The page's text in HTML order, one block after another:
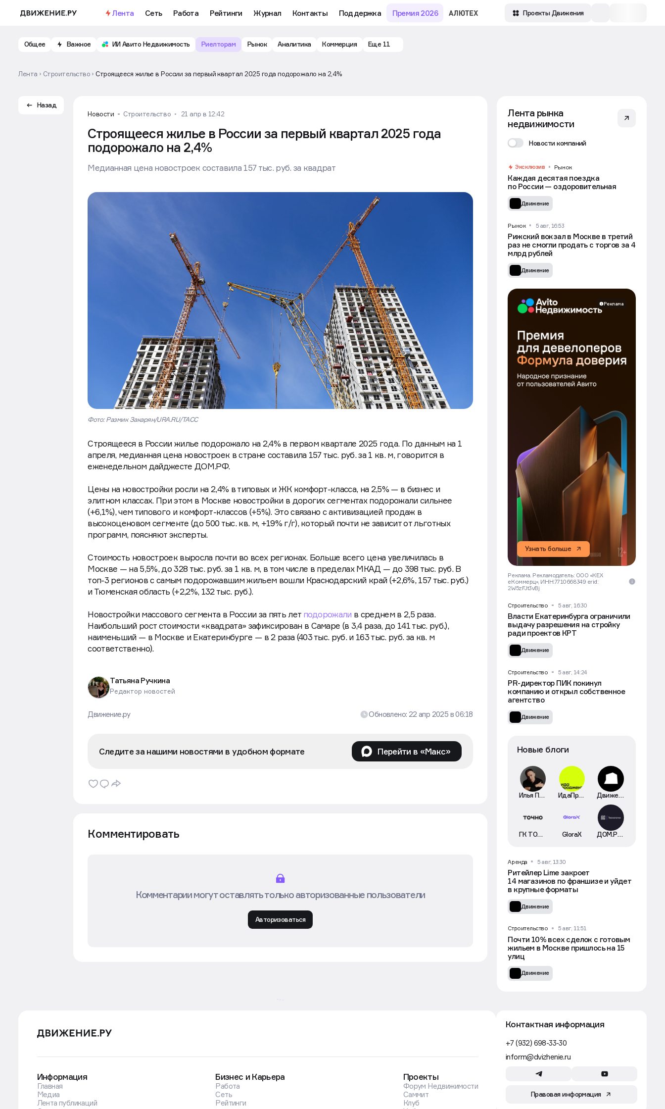
Лента Сеть Работа Рейтинги Журнал Контакты Поддержка Премия 2026 Проекты Движения
Общее Важное ИИ Авито Недвижимость Риелторам Рынок Аналитика Коммерция Еще 11
Лента Строительство Строящееся жилье в России за первый квартал 2025 года подорожало на 2,4%
Назад
Новости
Строительство 21 апр в 12:42
Строящееся жилье в России за первый квартал 2025 года
подорожало на 2,4%
Медианная цена новостроек составила 157 тыс. руб. за квадрат
Фото: Размик Закарян/URA.RU/ТАСС
Строящееся в России жилье подорожало на 2,4% в первом квартале 2025 года. По данным на 1
апреля, медианная цена новостроек в стране составила 157 тыс. руб. за 1 кв. м, говорится в
еженедельном дайджесте ДОМ.РФ.
Цены на новостройки росли на 2,4% в типовых и ЖК комфорт-класса, на 2,5% — в бизнес и
элитном классах. При этом в Москве новостройки в дорогих сегментах подорожали сильнее
(+6,1%), чем типового и комфорт-классов (+5%). Это связано с активизацией продаж в
высокоценовом сегменте (до 500 тыс. кв. м, +19% г/г), который почти не зависит от льготных
программ, поясняют эксперты.
Стоимость новостроек выросла почти во всех регионах. Больше всего цена увеличилась в
Москве — на 5,5%, до 328 тыс. руб. за 1 кв. м, в том числе в пределах МКАД — до 398 тыс. руб. В
топ-3 регионов с самым подорожавшим жильем вошли Краснодарский край (+2,6%, 157 тыс. руб.)
и Тюменская область (+2,2%, 132 тыс. руб.).
Новостройки массового сегмента в России за пять лет подорожали в среднем в 2,5 раза.
Наибольший рост стоимости «квадрата» зафиксирован в Самаре (в 3,4 раза, до 141 тыс. руб.),
наименьший — в Москве и Екатеринбурге — в 2 раза (403 тыс. руб. и 163 тыс. руб. за кв. м
соответственно).
Татьяна Ручкина
Редактор новостей
Движение.ру Обновлено: 22 апр 2025 в06:18
Следите за нашими новостями в удобном формате Перейти в «Макс»
Комментировать
Комментарии могут оставлять только авторизованные пользователи
Авторизоваться
Лента рынка
недвижимости
Новости компаний
Эксклюзив Рынок
Каждая десятая поездка
по России — оздоровительная
Движение
Рынок 5 авг, 16:53
Рижский вокзал в Москве в третий
раз не смогли продать с торгов за 4
млрд рублей
Движение
Реклама
Узнать больше
Реклама. Рекламодатель: ООО «КЕХ
еКоммерц», ИНН:7710668349 erid:
2W5zFJt3vBj
Строительство 5 авг, 16:30
Власти Екатеринбурга ограничили
выдачу разрешения на стройку
ради проектов КРТ
Движение
Строительство 5 авг, 14:24
PR-директор ПИК покинул
компанию и открыл собственное
агентство
Движение
Новые блоги
Илья Пискулин ИдаПроджект Движение
ГК ТОЧНО GloraX ДОМ.РФ Технологии
Аренда 5 авг, 13:30
Ритейлер Lime закроет
14 магазинов по франшизе и уйдет
в крупные форматы
Движение
Строительство 5 авг, 11:51
Почти 10% всех сделок с готовым
жильем в Москве пришлось на 15
улиц
Движение
Информация
Главная
Медиа
Лента публикаций
Бизнес и Карьера
Работа
Сеть
Рейтинги
Проекты
Форум Недвижимости
Саммит
Клуб
Контактная информация
+7 (932) 698-33-30
inform@dvizhenie.ru
Правовая информация